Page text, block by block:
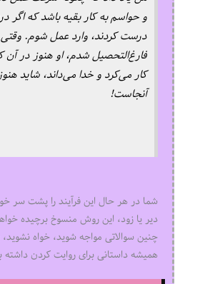
و حواسم به کار بقیه باشد که اگر
درست کردند، وارد عمل شوم. وقتی
فارغ‌التحصیل شدم، او هنوز در آن
کار می‌کرد و خدا می‌داند، شاید
آنجاست!
شما در هر حال این فرآیند را پشت سر
دیر یا زود، این روش منسوخ برچیده
چنین سوالاتی مواجه شوید، خواه
همیشه داستانی برای روایت کردن داشته